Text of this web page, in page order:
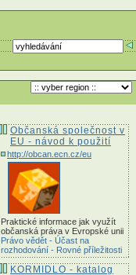
Občanská společnost v
EU - návod k použití
http://obcan.ecn.cz/eu
Praktické informace jak využít
občanská práva v Evropské unii
Právo vědět - Účast na
rozhodování - Rovné příležitosti
KORMIDLO - katalog